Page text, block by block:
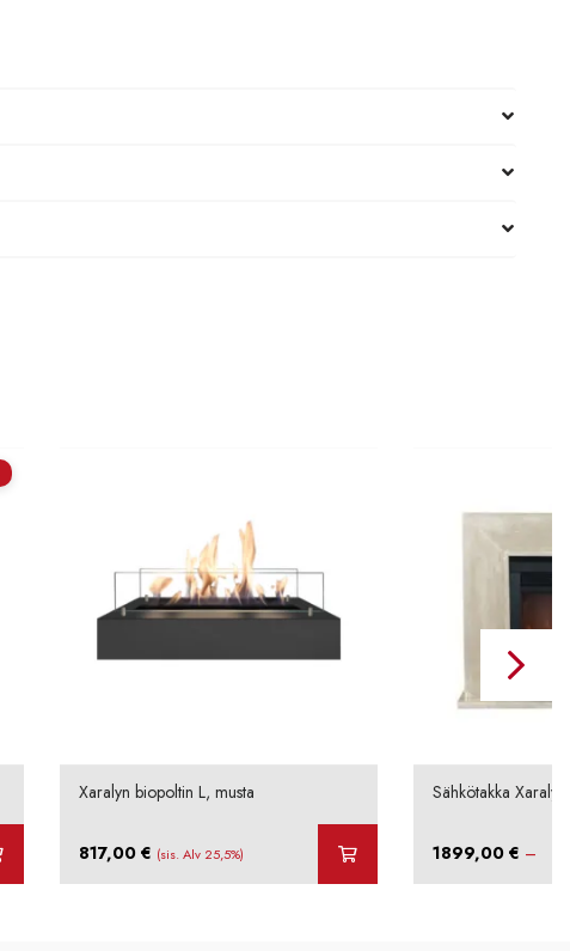
Xaralyn biopoltin L, musta
817,00 € (sis. Alv 25,5%)
Sähkötakka
1899,00 € –